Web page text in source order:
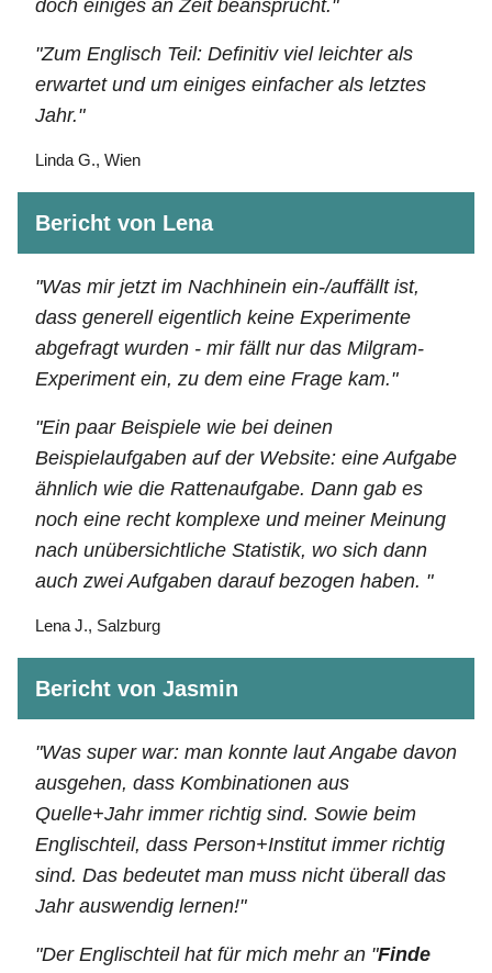
doch einiges an Zeit beansprucht."
"Zum Englisch Teil: Definitiv viel leichter als
erwartet und um einiges einfacher als letztes
Jahr."
Linda G., Wien
Bericht von Lena
"Was mir jetzt im Nachhinein ein-/auffällt ist,
dass generell eigentlich keine Experimente
abgefragt wurden - mir fällt nur das Milgram-
Experiment ein, zu dem eine Frage kam."
"Ein paar Beispiele wie bei deinen
Beispielaufgaben auf der Website: eine Aufgabe
ähnlich wie die Rattenaufgabe. Dann gab es
noch eine recht komplexe und meiner Meinung
nach unübersichtliche Statistik, wo sich dann
auch zwei Aufgaben darauf bezogen haben. "
Lena J., Salzburg
Bericht von Jasmin
"Was super war: man konnte laut Angabe davon
ausgehen, dass Kombinationen aus
Quelle+Jahr immer richtig sind. Sowie beim
Englischteil, dass Person+Institut immer richtig
sind. Das bedeutet man muss nicht überall das
Jahr auswendig lernen!"
"Der Englischteil hat für mich mehr an "Finde